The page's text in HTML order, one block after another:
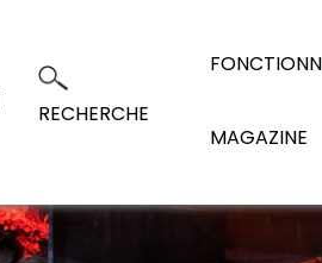
RECHERCHE
MAGAZINE